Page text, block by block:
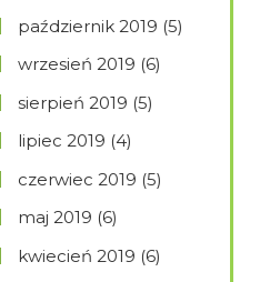
październik 2019 (5)
wrzesień 2019 (6)
sierpień 2019 (5)
lipiec 2019 (4)
czerwiec 2019 (5)
maj 2019 (6)
kwiecień 2019 (6)